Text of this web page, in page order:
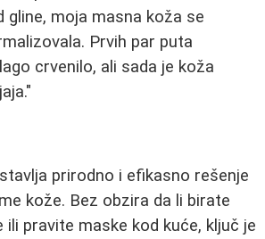
gline, moja masna koža se
Prvih par puta
crvenilo, ali sada je koža
prirodno i efikasno rešenje
kože. Bez obzira da li birate
pravite maske kod kuće, ključ je